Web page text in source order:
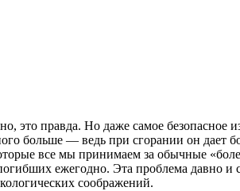
это правда. Но даже самое безопасное
больше — ведь при сгорании он дает
все мы принимаем за обычные
ежегодно. Эта проблема давно и
соображений.